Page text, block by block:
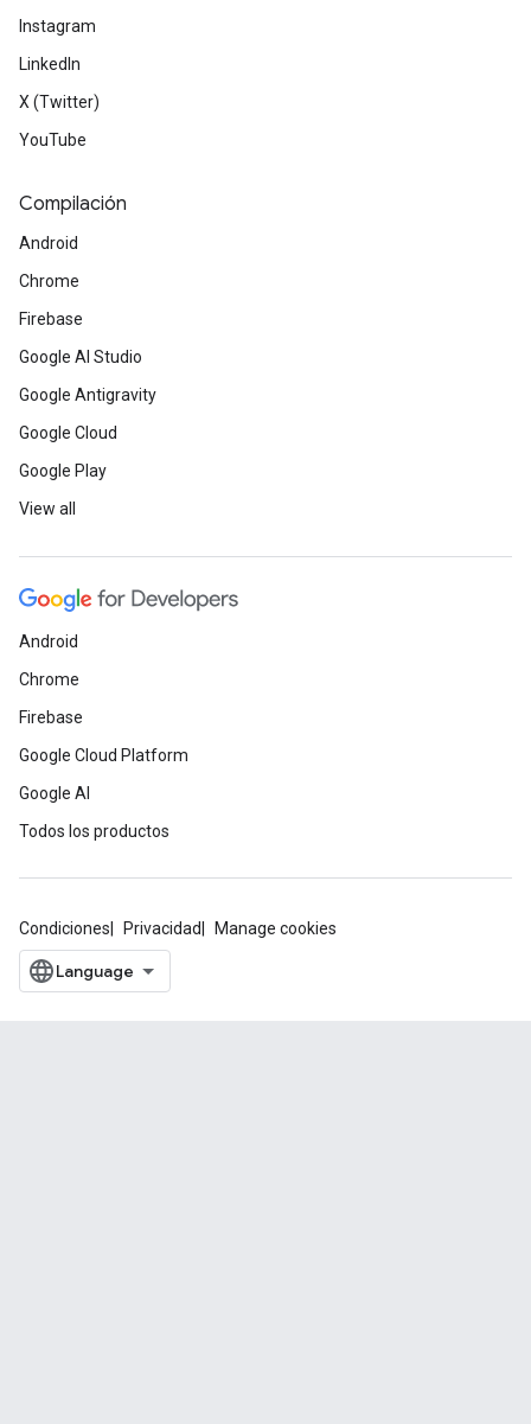
Instagram
LinkedIn
X (Twitter)
YouTube
Compilación
Android
Chrome
Firebase
Google AI Studio
Google Antigravity
Google Cloud
Google Play
View all
Android
Chrome
Firebase
Google Cloud Platform
Google AI
Todos los productos
Condiciones Privacidad Manage cookies